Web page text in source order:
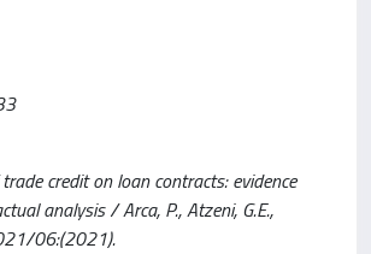
credit on loan contracts: evidence
analysis / Arca, P., Atzeni, G.E.,
06:(2021).